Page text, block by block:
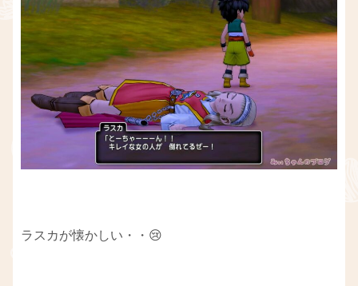
ラスカが懐かしい・・😢